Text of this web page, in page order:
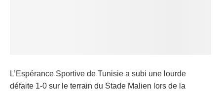
L’Espérance Sportive de Tunisie a subi une lourde
défaite 1-0 sur le terrain du Stade Malien lors de la